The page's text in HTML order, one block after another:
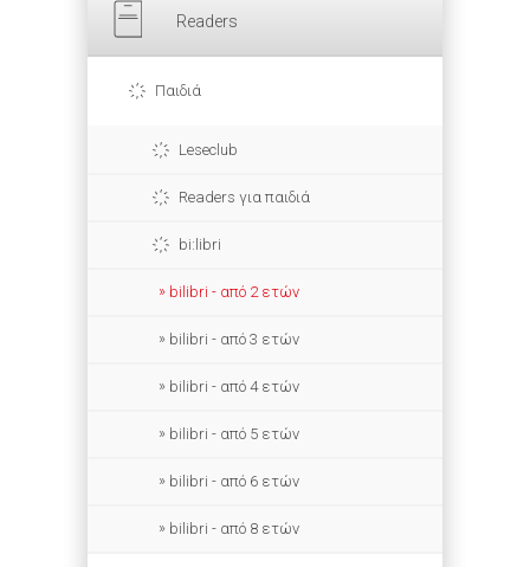
Readers
Παιδιά
Leseclub
Readers για παιδιά
bi:libri
bilibri - από 2 ετών
bilibri - από 3 ετών
bilibri - από 4 ετών
bilibri - από 5 ετών
bilibri - από 6 ετών
bilibri - από 8 ετών